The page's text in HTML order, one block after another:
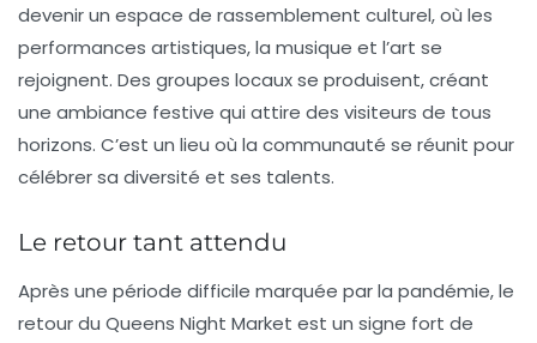
devenir un espace de rassemblement culturel, où les
performances artistiques, la musique et l’art se
rejoignent. Des groupes locaux se produisent, créant
une ambiance festive qui attire des visiteurs de tous
horizons. C’est un lieu où la communauté se réunit pour
célébrer sa diversité et ses talents.
Le retour tant attendu
Après une période difficile marquée par la pandémie, le
retour du Queens Night Market est un signe fort de